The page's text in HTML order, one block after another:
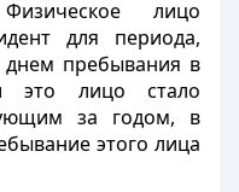
лицо
для периода,
пребывания в
это лицо стало
за годом, в
этого лица